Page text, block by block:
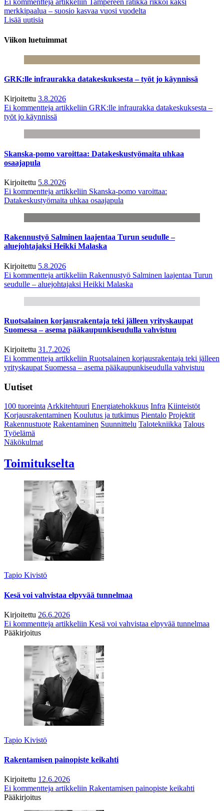
Ei kommentteja artikkeliin Tampereen ratikka rikkoi kaksi
merkkipaalua – suosio kasvaa vuosi vuodelta
Lisää uutisia
Viikon luetuimmat
GRK:lle infraurakka datakeskuksesta – työt jo käynnissä
Kirjoitettu 3.8.2026
Ei kommentteja artikkeliin GRK:lle infraurakka datakeskuksesta –
työt jo käynnissä
Skanska-pomo varoittaa: Datakeskustyömaita uhkaa
osaajapula
Kirjoitettu 5.8.2026
Ei kommentteja artikkeliin Skanska-pomo varoittaa:
Datakeskustyömaita uhkaa osaajapula
Rakennustyö Salminen laajentaa Turun seudulle –
aluejohtajaksi Heikki Malaska
Kirjoitettu 5.8.2026
Ei kommentteja artikkeliin Rakennustyö Salminen laajentaa Turun
seudulle – aluejohtajaksi Heikki Malaska
Ruotsalainen korjausrakentaja teki jälleen yrityskaupat
Suomessa – asema pääkaupunkiseudulla vahvistuu
Kirjoitettu 31.7.2026
Ei kommentteja artikkeliin Ruotsalainen korjausrakentaja teki jälleen
yrityskaupat Suomessa – asema pääkaupunkiseudulla vahvistuu
Uutiset
100 tuoreintaArkkitehtuuri Energiatehokkuus Infra Kiinteistöt
Korjausrakentaminen Koulutus ja tutkimus Pientalo Projektit
Rakennustuote Rakentaminen Suunnittelu Talotekniikka Talous
Työelämä
Näkökulmat
Toimitukselta
Tapio Kivistö
Kesä voi vahvistaa elpyvää tunnelmaa
Kirjoitettu 26.6.2026
Ei kommentteja artikkeliin Kesä voi vahvistaa elpyvää tunnelmaa
Pääkirjoitus
Tapio Kivistö
Rakentamisen painopiste keikahti
Kirjoitettu 12.6.2026
Ei kommentteja artikkeliin Rakentamisen painopiste keikahti
Pääkirjoitus